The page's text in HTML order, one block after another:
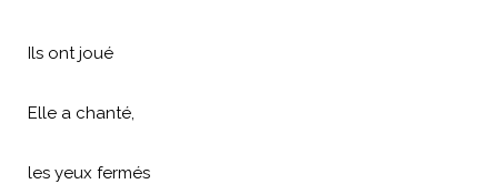
Ils ont joué
Elle a chanté,
les yeux fermés